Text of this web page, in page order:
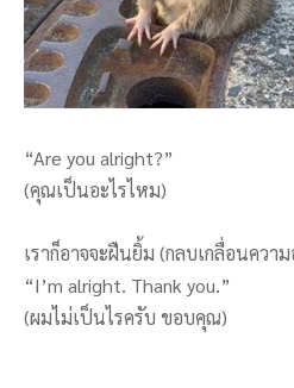
“Are you alright?”
(คุณเป็นอะไรไหม)
เราก็อาจจะฝืนยิ้ม (กลบเกลื่อนควา
“I’m alright. Thank you.”
(ผมไม่เป็นไรครับ ขอบคุณ)